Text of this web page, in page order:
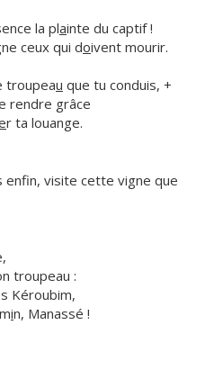
la plainte du captif !
ceux qui doivent mourir.
troupeau que tu conduis, +
rendre grâce
r ta louange.
enfin, visite cette vigne que
troupeau :
Kéroubim,
in, Manassé !